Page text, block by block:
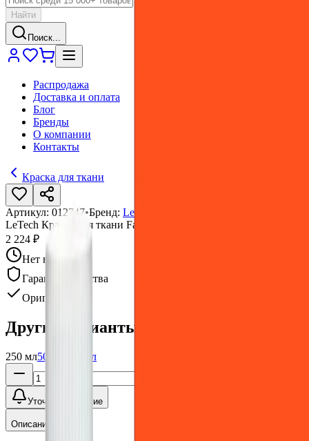
Найти
Поиск...
Распродажа
Доставка и оплата
Блог
Бренды
О компании
Контакты
Краска для ткани
Артикул: 012747•Бренд: LeTech
LeTech Краска для ткани FabriCoat Orange, 250 мл
2 224 ₽
Нет в наличии
Гарантия качества
Оригинал
Другие варианты:
250 мл500 мл 5 л
Уточнить наличие
Описание